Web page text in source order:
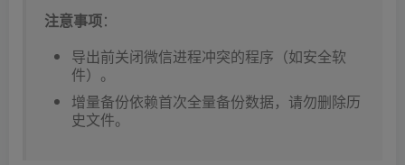
注意事项​：
导出前关闭微信进程冲突的程序（如安全软
件）。
增量备份依赖首次全量备份数据，请勿删除历
史文件。